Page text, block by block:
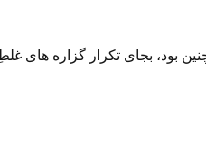
بود، بجای تکرار گزاره